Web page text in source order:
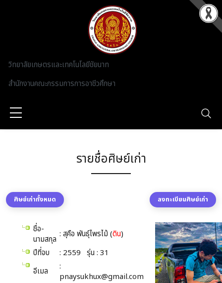
วิทยาลัยเกษตรและเทคโนโลยีชัยนาท
สำนักงานคณะกรรมการการอาชีวศึกษา
รายชื่อศิษย์เก่า
ศิษย์เก่าทั้งหมด ลงทะเบียนศิษย์เก่า
ชื่อ-
นามสกุล : สุคือ พันธุ์ไพรไม้ (ดิน)
ปีที่จบ
: 2559 รุ่น : 31
อีเมล
:
pnaysukhux@gmail.com